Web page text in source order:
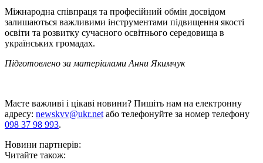
Міжнародна співпраця та професійний обмін досвідом
залишаються важливими інструментами підвищення якості
освіти та розвитку сучасного освітнього середовища в
українських громадах.
Підготовлено за матеріалами Анни Якимчук
Маєте важливі і цікаві новини? Пишіть нам на електронну
адресу: newskvv@ukr.netабо телефонуйте за номер телефону
098 37 98 993.
Новини партнерів:
Читайте також: